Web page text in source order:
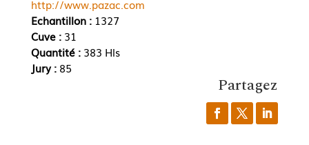
http://www.pazac.com
Echantillon :1327
Cuve : 31
Quantité : 383 Hls
Jury : 85
Partagez